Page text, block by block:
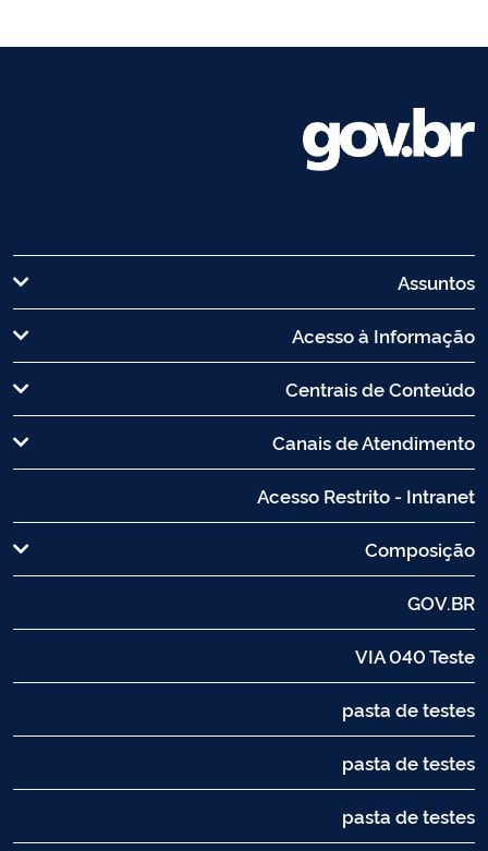
Assuntos
Acesso à Informação
Centrais de Conteúdo
Canais de Atendimento
Acesso Restrito - Intranet
Composição
GOV.BR
VIA 040 Teste
pasta de testes
pasta de testes
pasta de testes